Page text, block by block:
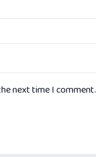
next time I comment.